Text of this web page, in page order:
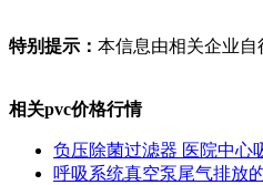
特别提示： 本信息由相关企业自
相关pvc价格行情
负压除菌过滤器 医院中心
呼吸系统真空泵尾气排放